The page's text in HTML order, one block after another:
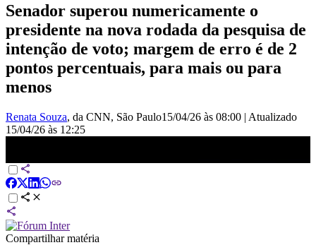
Senador superou numericamente o
presidente na nova rodada da pesquisa de
intenção de voto; margem de erro é de 2
pontos percentuais, para mais ou para
menos
Renata Souza, da CNN, São Paulo15/04/26 às 08:00 | Atualizado
15/04/26 às 12:25
Compartilhar matéria